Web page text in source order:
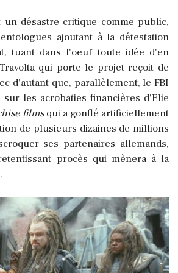
désastre critique comme public,
ajoutant à la détestation
tuant dans l'oeuf toute idée d'en
qui porte le projet reçoit de
d'autant que, parallèlement, le FBI
les acrobaties financières d'Elie
filmsqui a gonflé artificiellement
de plusieurs dizaines de millions
ses partenaires allemands,
procès qui mènera à la